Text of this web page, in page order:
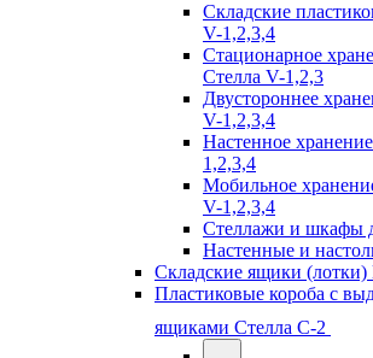
Складские
V-1,2,3,4
Стационарное
Стелла V-1,2,3
Двустороннее
V-1,2,3,4
Настенное
1,2,3,4
Мобильное
V-1,2,3,4
Стеллажи и шкафы
Настенные и
Складские ящики (лотки)
Пластиковые короба с
ящиками Стелла С-2